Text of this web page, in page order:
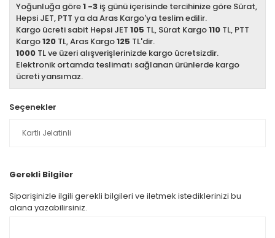
Yoğunluğa göre1 -3 iş günü içerisinde tercihinize göre Sürat,
Hepsi JET, PTT ya da Aras Kargo'ya teslim edilir.
Kargo ücreti sabit Hepsi JET 105 TL, Sürat Kargo110 TL, PTT
Kargo120 TL, Aras Kargo125 TL'dir.
1000 TL ve üzeri alışverişlerinizde kargo ücretsizdir.
Elektronik ortamda teslimatı sağlanan ürünlerde kargo
ücreti yansımaz.
Seçenekler
Gerekli Bilgiler
Siparişinizle ilgili gerekli bilgileri ve iletmek istediklerinizi bu
alana yazabilirsiniz.